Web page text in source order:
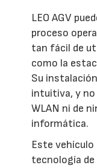
LEO AGV
proceso
tan fácil de
como la
Su
intuitiva, y no
WLAN ni de
informática.
Este vehículo
tecnología de